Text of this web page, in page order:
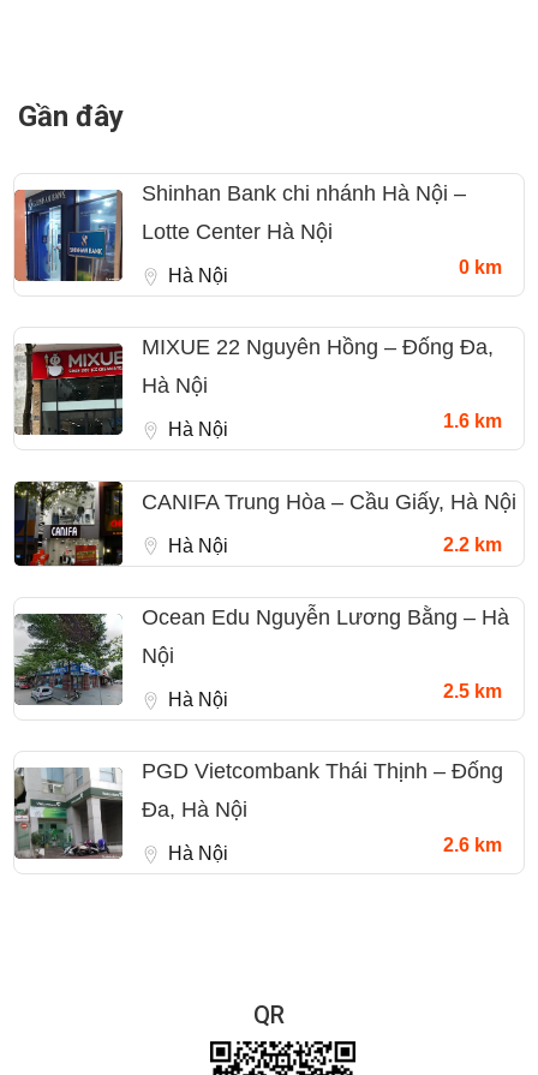
Gần đây
Shinhan Bank chi nhánh Hà Nội –
Lotte Center Hà Nội
Hà Nội 0 km
MIXUE 22 Nguyên Hồng – Đống Đa,
Hà Nội
Hà Nội 1.6 km
CANIFA Trung Hòa – Cầu Giấy, Hà Nội
Hà Nội 2.2 km
Ocean Edu Nguyễn Lương Bằng – Hà
Nội
Hà Nội 2.5 km
PGD Vietcombank Thái Thịnh – Đống
Đa, Hà Nội
Hà Nội 2.6 km
QR